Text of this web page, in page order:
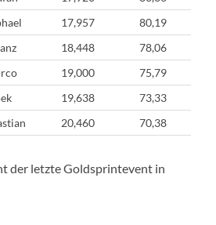
17,957
80,19
18,448
78,06
19,000
75,79
19,638
73,33
20,460 70,38
der letzte Goldsprintevent in